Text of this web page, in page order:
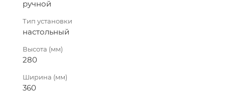
ручной
Тип установки
настольный
Высота (мм)
280
Ширина (мм)
360